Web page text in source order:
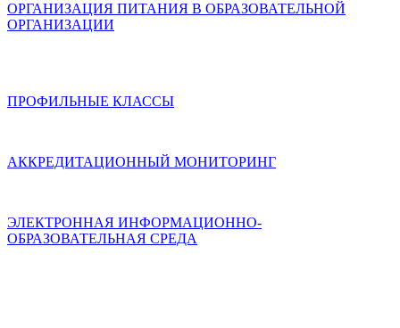
ОРГАНИЗАЦИЯ ПИТАНИЯ В ОБРАЗОВАТЕЛЬНОЙ
ОРГАНИЗАЦИИ
ПРОФИЛЬНЫЕ КЛАССЫ
АККРЕДИТАЦИОННЫЙ МОНИТОРИНГ
ЭЛЕКТРОННАЯ ИНФОРМАЦИОННО-
ОБРАЗОВАТЕЛЬНАЯ СРЕДА